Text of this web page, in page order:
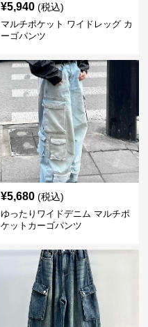
¥5,940 (税込)
マルチポケット ワイドレッグ カ
ーゴパンツ
¥5,680 (税込)
ゆったりワイドデニム マルチポ
ケットカーゴパンツ